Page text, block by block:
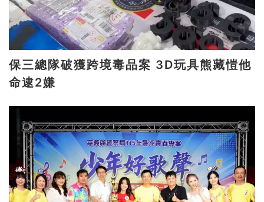
保三總隊破獲跨境毒品案 3D玩具熊藏愷他
命逮2嫌